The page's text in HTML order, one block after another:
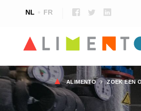
NL FR
Kruimelpad
ALIMENTO ZOEK EEN